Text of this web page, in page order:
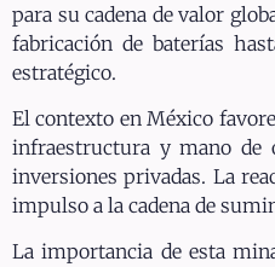
para su cadena de valor
fabricación de baterías
estratégico.
El contexto en México
infraestructura y mano de
inversiones privadas. La
impulso a la cadena de
La importancia de esta